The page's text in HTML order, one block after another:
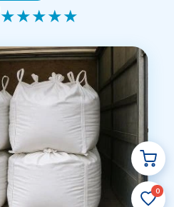
0
★★★★★